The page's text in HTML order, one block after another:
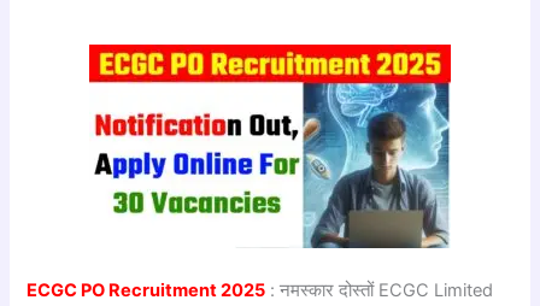
ECGC PO Recruitment 2025 : नमस्कार दोस्तों ECGC Limited